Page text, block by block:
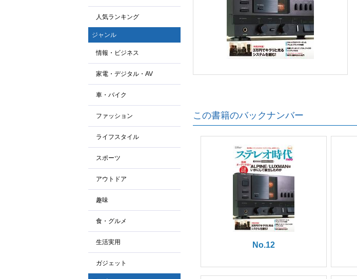
人気ランキング
ジャンル
情報・ビジネス
家電・デジタル・AV
車・バイク
ファッション
ライフスタイル
スポーツ
アウトドア
趣味
食・グルメ
生活実用
ガジェット
この書籍のバックナンバー
No.12